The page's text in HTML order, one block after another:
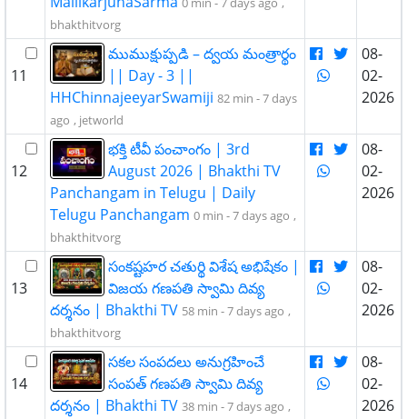
bhakthitvorg
11
ముముక్షుప్పడి – ద్వయ మంత్రార్థం
|| Day - 3 ||
HHChinnajeeyarSwamiji 82 min -7 days
ago , jetworld
08-
02-
2026
12
భక్తి టీవీ పంచాంగం | 3rd
August 2026 | Bhakthi TV
Panchangam in Telugu | Daily
Telugu Panchangam 0 min -7 days ago ,
bhakthitvorg
08-
02-
2026
13
సంకష్టహర చతుర్థి విశేష అభిషేకం |
విజయ గణపతి స్వామి దివ్య
దర్శనం | Bhakthi TV 58 min -7 days ago ,
bhakthitvorg
08-
02-
2026
14
సకల సంపదలు అనుగ్రహించే
సంపత్ గణపతి స్వామి దివ్య
దర్శనం | Bhakthi TV 38 min -7 days ago ,
08-
02-
2026